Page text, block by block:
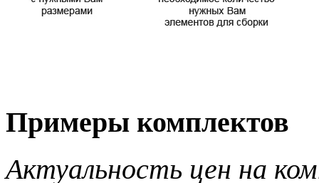
Примеры комплектов
Актуальность цен на